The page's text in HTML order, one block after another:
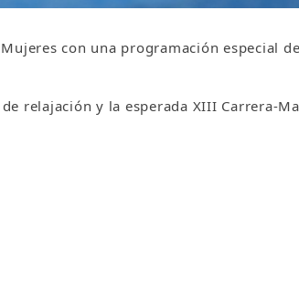
con una programación especial
relajación y la esperada XIII Carrera-